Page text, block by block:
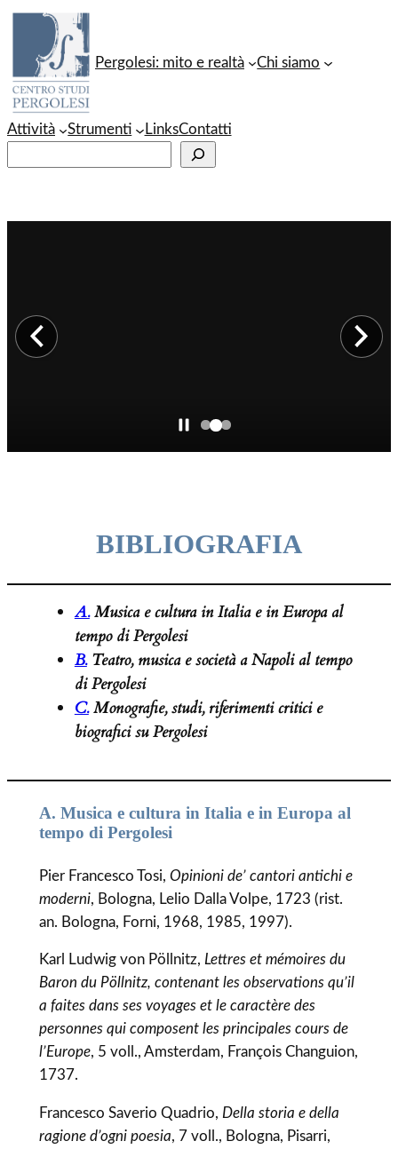
Vai
contenuto
Pergolesi: mito e realtà Chi siamo
Attività Strumenti LinksContatti
c
Immagine precedente
BIBLIOGRAFIA
A.Musica e cultura in Italia e in Europa al
tempo di Pergolesi
B.Teatro, musica e società a Napoli al tempo
di Pergolesi
C.Monografie, studi, riferimenti critici e
biografici su Pergolesi
A. Musica e cultura in Italia e in Europa al
tempo di Pergolesi
Pier Francesco Tosi, Opinioni de’ cantori antichi e
moderni, Bologna, Lelio Dalla Volpe, 1723 (rist.
an. Bologna, Forni, 1968, 1985, 1997).
Karl Ludwig von Pöllnitz, Lettres et mémoires du
Baron du Pöllnitz, contenant les observations qu’il
a faites dans ses voyages et le caractère des
personnes qui composent les principales cours de
l’Europe, 5 voll., Amsterdam, François Changuion,
1737.
Francesco Saverio Quadrio, Della storia e della
ragione d’ogni poesia, 7 voll., Bologna, Pisarri,